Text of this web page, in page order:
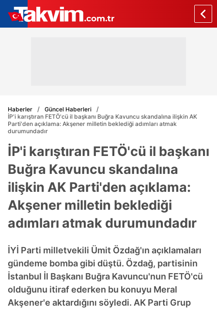
Haberler
Güncel Haberleri
İP'i karıştıran FETÖ'cü il başkanı Buğra Kavuncu skandalına ilişkin AK
Parti'den açıklama: Akşener milletin beklediği adımları atmak
durumundadır
İP'i karıştıran FETÖ'cü il başkanı
Buğra Kavuncu skandalına
ilişkin AK Parti'den açıklama:
Akşener milletin beklediği
adımları atmak durumundadır
İYİ Parti milletvekili Ümit Özdağ'ın açıklamaları
gündeme bomba gibi düştü. Özdağ, partisinin
İstanbul İl Başkanı Buğra Kavuncu'nun FETÖ'cü
olduğunu itiraf ederken bu konuyu Meral
Akşener'e aktardığını söyledi. AK Parti Grup